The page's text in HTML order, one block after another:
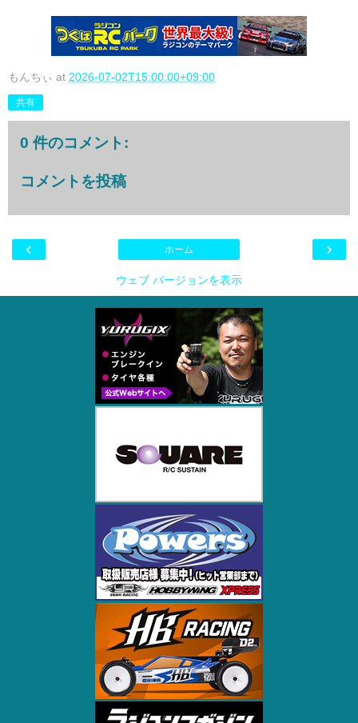
もんちぃ at 2026-07-02T15:00:00+09:00
共有
0 件のコメント:
コメントを投稿
‹ ›
ホーム
ウェブ バージョンを表示